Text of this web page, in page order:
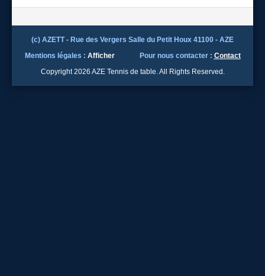
(c) AZETT - Rue des Vergers Salle du Petit Houx 41100 - AZE
Mentions légales : Afficher Pour nous contacter : Contact
Copyright 2026 AZE Tennis de table. All Rights Reserved.